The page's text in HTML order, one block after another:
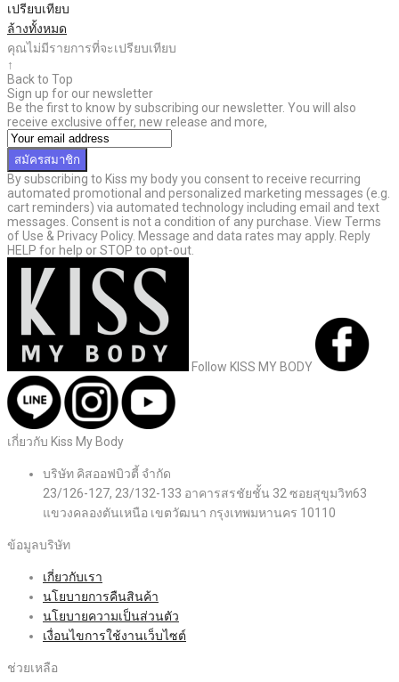
เปรียบเทียบ
ล้างทั้งหมด
คุณไม่มีรายการที่จะเปรียบเทียบ
↑
Back to Top
Sign up for our newsletter
Be the first to know by subscribing our newsletter. You will also
receive exclusive offer, new release and more,
สมัครสมาชิก
By subscribing to Kiss my body you consent to receive recurring
automated promotional and personalized marketing messages (e.g.
cart reminders) via automated technology including email and text
messages. Consent is not a condition of any purchase. View Terms
of Use & Privacy Policy. Message and data rates may apply. Reply
HELP for help or STOP to opt-out.
Follow KISS MY BODY
เกี่ยวกับ Kiss My Body
บริษัท คิสออฟบิวตี้ จำกัด
23/126-127, 23/132-133 อาคารสรชัยชั้น 32 ซอยสุขุมวิท63
แขวงคลองตันเหนือ เขตวัฒนา กรุงเทพมหานคร 10110
ข้อมูลบริษัท
เกี่ยวกับเรา
นโยบายการคืนสินค้า
นโยบายความเป็นส่วนตัว
เงื่อนไขการใช้งานเว็บไซต์
ช่วยเหลือ